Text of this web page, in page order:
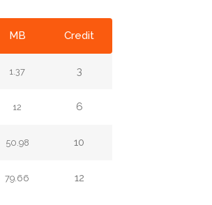
MB Credit
1.37 3
12 6
50.98 10
79.66 12